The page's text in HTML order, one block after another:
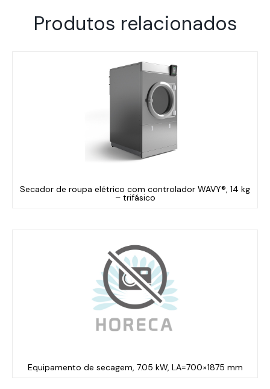
Produtos relacionados
Secador de roupa elétrico com controlador WAVY®, 14 kg
– trifásico
Equipamento de secagem, 7.05 kW, LA=700×1875 mm